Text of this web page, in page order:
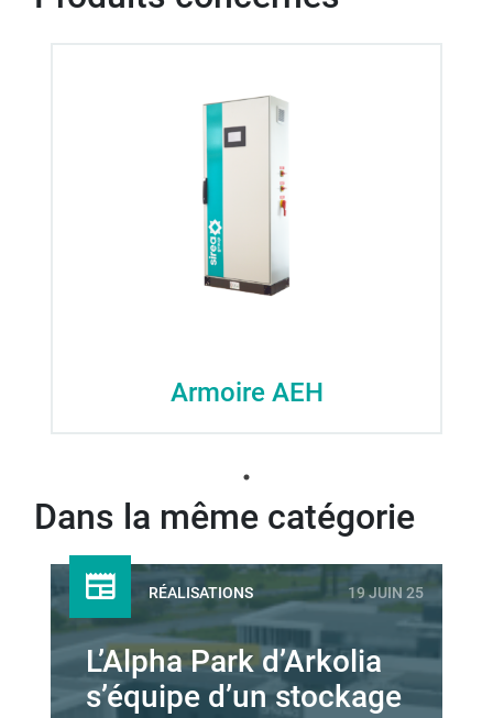
Armoire AEH
Dans la même catégorie
RÉALISATIONS 19 JUIN 25
L’Alpha Park d’Arkolia
s’équipe d’un stockage